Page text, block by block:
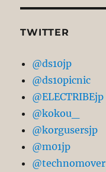
TWITTER
@ds10jp
@ds10picnic
@ELECTRIBEjp
@kokou_
@korgusersjp
@m01jp
@technomover